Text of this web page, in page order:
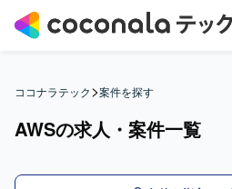
ココナラテック>案件を探す
AWSの求人・案件一覧